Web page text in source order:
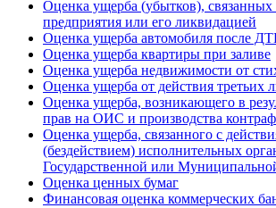
Оценка ущерба (убытков), связанных
предприятия или его ликвидацией
Оценка ущерба автомобиля после
Оценка ущерба квартиры при заливе
Оценка ущерба недвижимости от
Оценка ущерба от действия третьих
Оценка ущерба, возникающего в
прав на ОИС и производства
Оценка ущерба, связанного с
(бездействием) исполнительных
Государственной или
Оценка ценных бумаг
Финансовая оценка коммерческих